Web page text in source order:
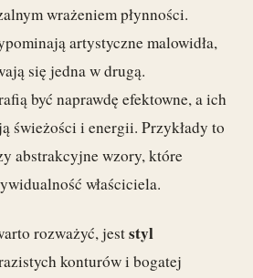
wrażeniem płynności.
artystyczne malowidła,
się jedna w drugą.
być naprawdę efektowne, a ich
świeżości i energii. Przykłady to
abstrakcyjne wzory, które
właściciela.
rozważyć, jeststyl
konturów i bogatej